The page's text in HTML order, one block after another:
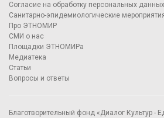
Согласие на обработку персональных данных
Санитарно-эпидемиологические
Про ЭТНОМИР
СМИ о нас
Площадки ЭТНОМИРа
Медиатека
Статьи
Вопросы и ответы
Благотворительный фонд «Диалог Культур -